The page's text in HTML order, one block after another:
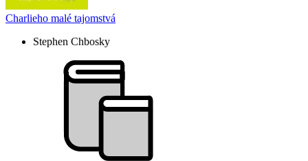
Charlieho malé tajomstvá
Stephen Chbosky